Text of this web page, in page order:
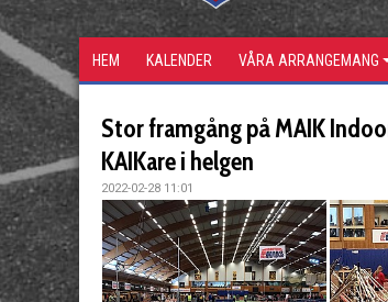
HEM KALENDER VÅRA ARRANGEMANG
Stor framgång på MAIK
KAIKare i helgen
2022-02-28 11:01